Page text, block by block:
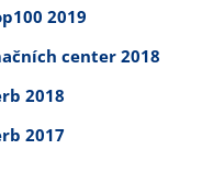
2019
center 2018
2018
2017